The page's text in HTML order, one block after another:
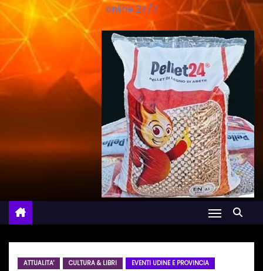
online 24/7
ATTUALITA' CULTURA & LIBRI EVENTI UDINE E PROVINCIA